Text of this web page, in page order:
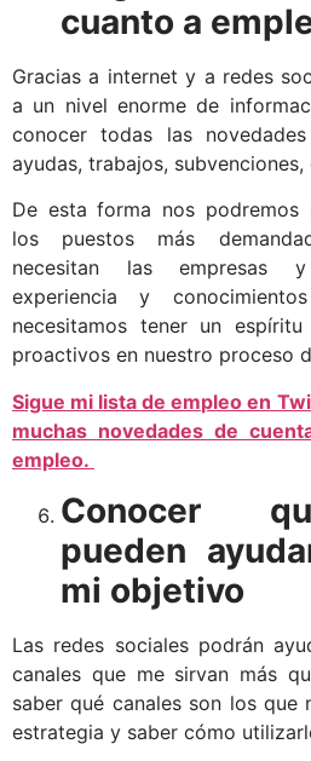
cuanto a
Gracias a internet y a redes
a un nivel enorme de
conocer todas las
ayudas, trabajos, subvenciones,
De esta forma nos podremos
los puestos más
necesitan las empresas
experiencia y
necesitamos tener un
proactivos en nuestro proceso
Sigue mi lista de empleo en
muchas novedades de
empleo.
Conocer
pueden
mi objetivo
Las redes sociales podrán
canales que me sirvan más
saber qué canales son los que
estrategia y saber cómo